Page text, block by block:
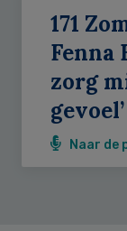
171
Fenna
zorg
gevoel’
Naar de